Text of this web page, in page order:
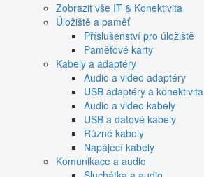
Zobrazit vše IT & Konektivita
Úložiště a paměť
Příslušenství pro úložiště
Paměťové karty
Kabely a adaptéry
Audio a video adaptéry
USB adaptéry a konektivita
Audio a video kabely
USB a datové kabely
Různé kabely
Napájecí kabely
Komunikace a audio